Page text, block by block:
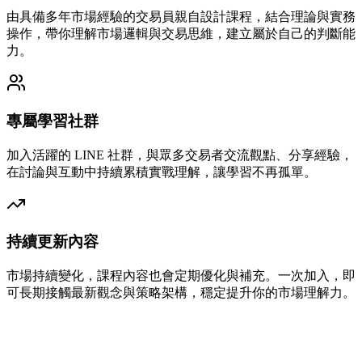
由具備多年市場經驗的交易員親自設計課程，結合理論與實務
操作，帶你理解市場邏輯與交易思維，建立屬於自己的判斷能
力。
專屬學習社群
加入活躍的 LINE 社群，與眾多交易者交流觀點、分享經驗，
在討論與互動中持續累積實戰理解，讓學習不再孤單。
持續更新內容
市場持續變化，課程內容也會定期優化與補充。一次加入，即
可長期接觸最新觀念與策略架構，穩定提升你的市場理解力。